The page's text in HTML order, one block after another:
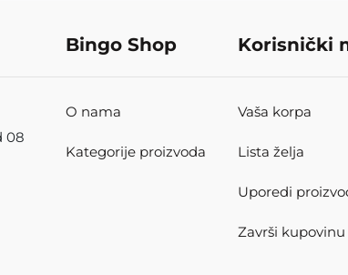
08
Bingo Shop
O nama
Kategorije proizvoda
Korisnički
Vaša korpa
Lista želja
Uporedi
Završi kupovinu